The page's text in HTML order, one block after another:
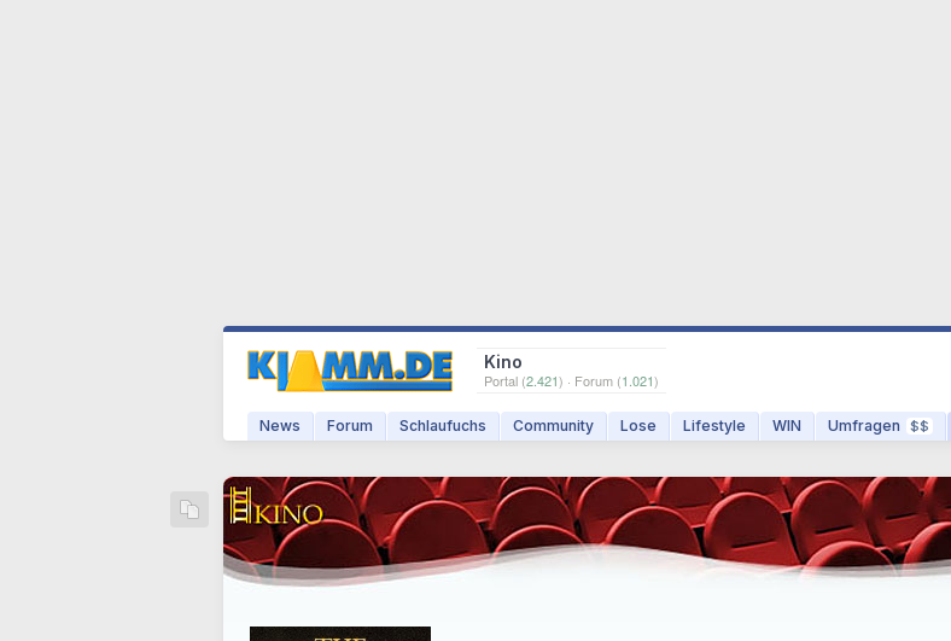
Kino
Portal (2.421) · Forum (1.021)
News Forum Schlaufuchs Community Lose Lifestyle WIN Umfragen $$